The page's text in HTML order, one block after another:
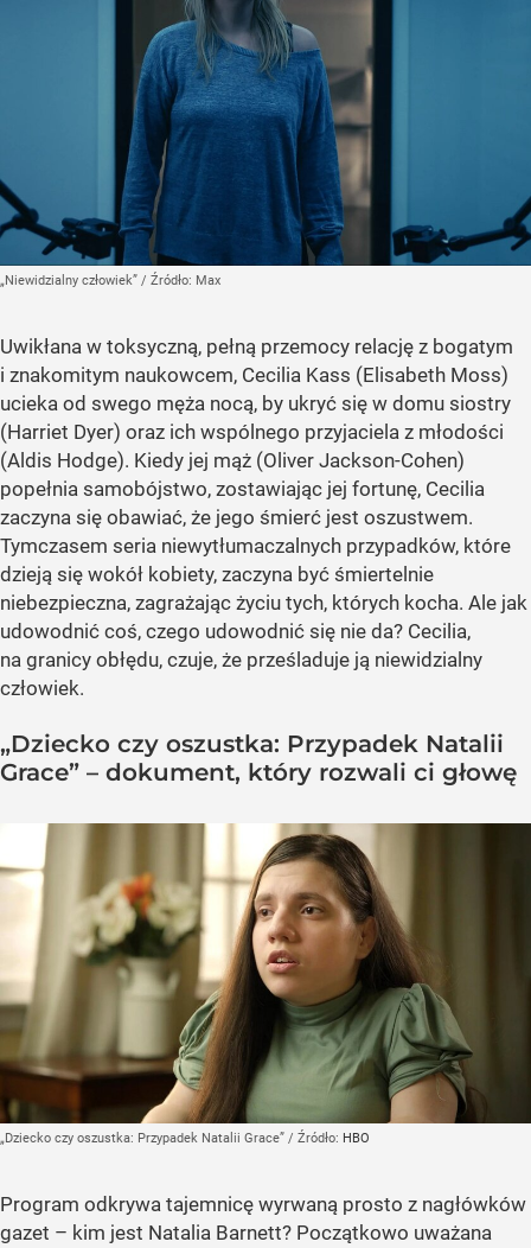
„Niewidzialny człowiek” / Źródło: Max
Uwikłana w toksyczną, pełną przemocy relację z bogatym
i znakomitym naukowcem, Cecilia Kass (Elisabeth Moss)
ucieka od swego męża nocą, by ukryć się w domu siostry
(Harriet Dyer) oraz ich wspólnego przyjaciela z młodości
(Aldis Hodge). Kiedy jej mąż (Oliver Jackson-Cohen)
popełnia samobójstwo, zostawiając jej fortunę, Cecilia
zaczyna się obawiać, że jego śmierć jest oszustwem.
Tymczasem seria niewytłumaczalnych przypadków, które
dzieją się wokół kobiety, zaczyna być śmiertelnie
niebezpieczna, zagrażając życiu tych, których kocha. Ale jak
udowodnić coś, czego udowodnić się nie da? Cecilia,
na granicy obłędu, czuje, że prześladuje ją niewidzialny
człowiek.
„Dziecko czy oszustka: Przypadek Natalii
Grace” – dokument, który rozwali ci głowę
„Dziecko czy oszustka: Przypadek Natalii Grace” / Źródło: HBO
Program odkrywa tajemnicę wyrwaną prosto z nagłówków
gazet – kim jest Natalia Barnett? Początkowo uważana